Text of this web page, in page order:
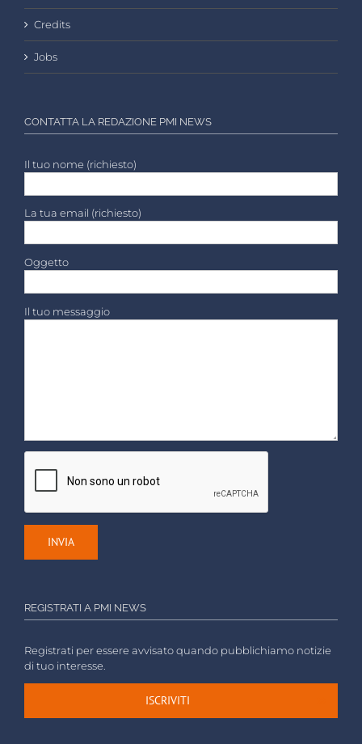
Credits
Jobs
CONTATTA LA REDAZIONE PMI NEWS
Il tuo nome (richiesto)
La tua email (richiesto)
Oggetto
Il tuo messaggio
REGISTRATI A PMI NEWS
Registrati per essere avvisato quando pubblichiamo notizie
di tuo interesse.
ISCRIVITI